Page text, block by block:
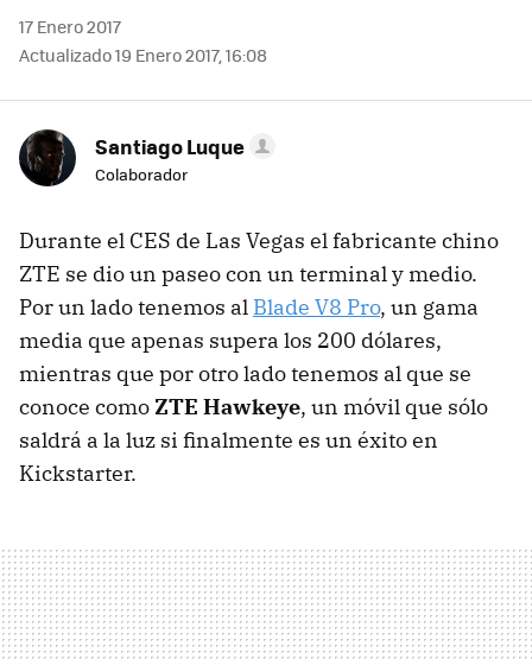
17 Enero 2017
Actualizado 19 Enero 2017, 16:08
Santiago Luque
Colaborador
Durante el CES de Las Vegas el fabricante chino
ZTE se dio un paseo con un terminal y medio.
Por un lado tenemos al Blade V8 Pro, un gama
media que apenas supera los 200 dólares,
mientras que por otro lado tenemos al que se
conoce comoZTE Hawkeye, un móvil que sólo
saldrá a la luz si finalmente es un éxito en
Kickstarter.